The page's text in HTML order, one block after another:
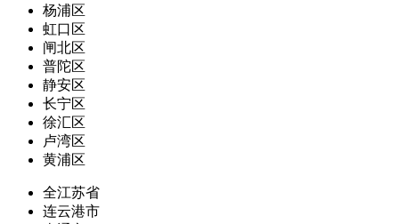
杨浦区
虹口区
闸北区
普陀区
静安区
长宁区
徐汇区
卢湾区
黄浦区
全江苏省
连云港市